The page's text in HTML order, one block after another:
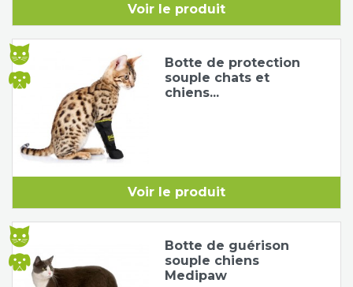
Voir le produit
Botte de protection
souple chats et
chiens...
Voir le produit
Botte de guérison
souple chiens
Medipaw